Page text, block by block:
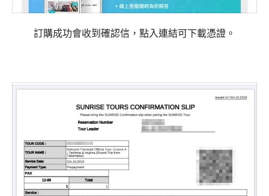
訂購成功會收到確認信，點入連結可下載憑證。